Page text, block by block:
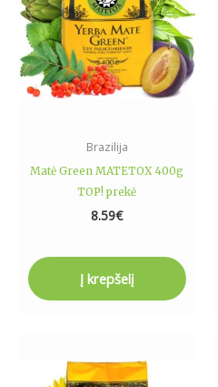
Brazilija
Matė Green MATETOX 400g
TOP! prekė
8.59€
Į krepšelį